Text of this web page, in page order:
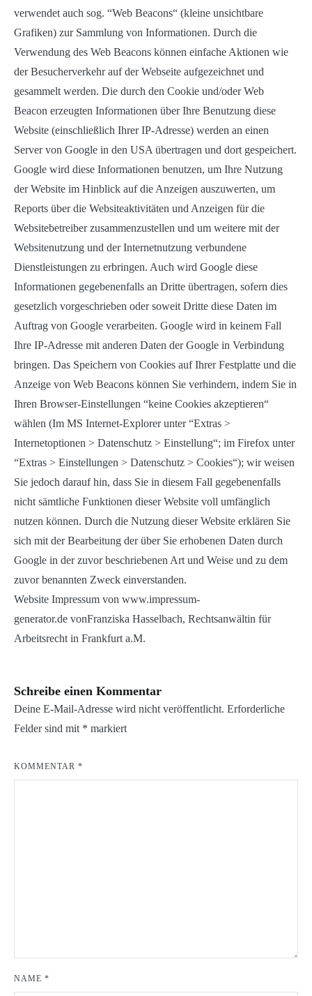
verwendet auch sog. “Web Beacons“ (kleine unsichtbare
Grafiken) zur Sammlung von Informationen. Durch die
Verwendung des Web Beacons können einfache Aktionen wie
der Besucherverkehr auf der Webseite aufgezeichnet und
gesammelt werden. Die durch den Cookie und/oder Web
Beacon erzeugten Informationen über Ihre Benutzung diese
Website (einschließlich Ihrer IP-Adresse) werden an einen
Server von Google in den USA übertragen und dort gespeichert.
Google wird diese Informationen benutzen, um Ihre Nutzung
der Website im Hinblick auf die Anzeigen auszuwerten, um
Reports über die Websiteaktivitäten und Anzeigen für die
Websitebetreiber zusammenzustellen und um weitere mit der
Websitenutzung und der Internetnutzung verbundene
Dienstleistungen zu erbringen. Auch wird Google diese
Informationen gegebenenfalls an Dritte übertragen, sofern dies
gesetzlich vorgeschrieben oder soweit Dritte diese Daten im
Auftrag von Google verarbeiten. Google wird in keinem Fall
Ihre IP-Adresse mit anderen Daten der Google in Verbindung
bringen. Das Speichern von Cookies auf Ihrer Festplatte und die
Anzeige von Web Beacons können Sie verhindern, indem Sie in
Ihren Browser-Einstellungen “keine Cookies akzeptieren“
wählen (Im MS Internet-Explorer unter “Extras >
Internetoptionen > Datenschutz > Einstellung“; im Firefox unter
“Extras > Einstellungen > Datenschutz > Cookies“); wir weisen
Sie jedoch darauf hin, dass Sie in diesem Fall gegebenenfalls
nicht sämtliche Funktionen dieser Website voll umfänglich
nutzen können. Durch die Nutzung dieser Website erklären Sie
sich mit der Bearbeitung der über Sie erhobenen Daten durch
Google in der zuvor beschriebenen Art und Weise und zu dem
zuvor benannten Zweck einverstanden.
Website Impressum von www.impressum-
generator.de vonFranziska Hasselbach, Rechtsanwältin für
Arbeitsrecht in Frankfurt a.M.
Schreibe einen Kommentar
Deine E-Mail-Adresse wird nicht veröffentlicht. Erforderliche
Felder sind mit * markiert
KOMMENTAR *
NAME *